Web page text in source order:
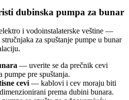
dubinska pumpa za bunar
i vodoinstalaterske veštine —
za spuštanje pumpe u bunar
— uverite se da prečnik cevi
pumpe pre spuštanja.
cevi— kablovi i cev moraju biti
prema dubini bunara.